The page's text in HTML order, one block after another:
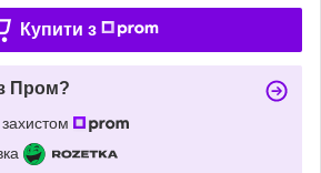
Купити з
Пром?